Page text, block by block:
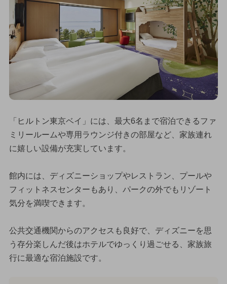
「ヒルトン東京ベイ」には、最大6名まで宿泊できるファ
ミリールームや専用ラウンジ付きの部屋など、家族連れ
に嬉しい設備が充実しています。
館内には、ディズニーショップやレストラン、プールや
フィットネスセンターもあり、パークの外でもリゾート
気分を満喫できます。
公共交通機関からのアクセスも良好で、ディズニーを思
う存分楽しんだ後はホテルでゆっくり過ごせる、家族旅
行に最適な宿泊施設です。